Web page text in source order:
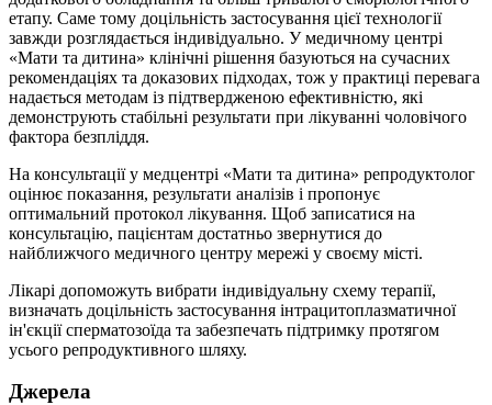
етапу. Саме тому доцільність застосування цієї технології
завжди розглядається індивідуально. У медичному центрі
«Мати та дитина» клінічні рішення базуються на сучасних
рекомендаціях та доказових підходах, тож у практиці перевага
надається методам із підтвердженою ефективністю, які
демонструють стабільні результати при лікуванні чоловічого
фактора безпліддя.
На консультації у медцентрі «Мати та дитина» репродуктолог
оцінює показання, результати аналізів і пропонує
оптимальний протокол лікування. Щоб записатися на
консультацію, пацієнтам достатньо звернутися до
найближчого медичного центру мережі у своєму місті.
Лікарі допоможуть вибрати індивідуальну схему терапії,
визначать доцільність застосування інтрацитоплазматичної
ін'єкції сперматозоїда та забезпечать підтримку протягом
усього репродуктивного шляху.
Джерела